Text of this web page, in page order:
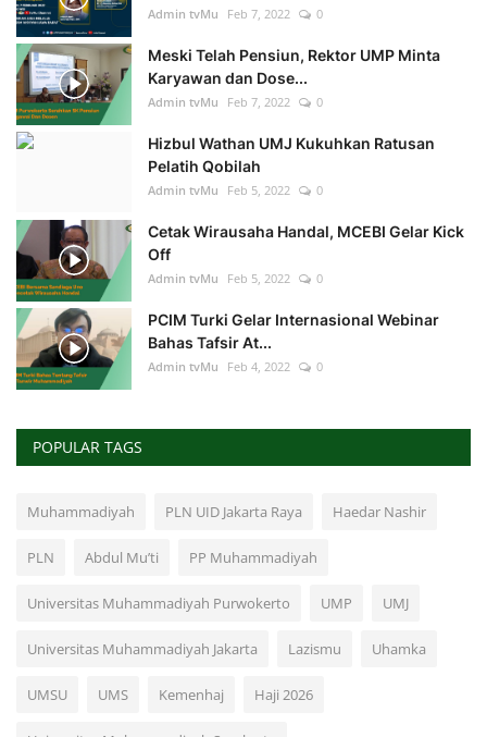
Admin tvMu Feb 7, 2022 0
Meski Telah Pensiun, Rektor UMP Minta
Karyawan dan Dose...
Admin tvMu Feb 7, 2022 0
Hizbul Wathan UMJ Kukuhkan Ratusan
Pelatih Qobilah
Admin tvMu Feb 5, 2022 0
Cetak Wirausaha Handal, MCEBI Gelar Kick
Off
Admin tvMu Feb 5, 2022 0
PCIM Turki Gelar Internasional Webinar
Bahas Tafsir At...
Admin tvMu Feb 4, 2022 0
POPULAR TAGS
Muhammadiyah PLN UID Jakarta Raya Haedar Nashir
PLN Abdul Mu’ti PP Muhammadiyah
Universitas Muhammadiyah Purwokerto UMP UMJ
Universitas Muhammadiyah Jakarta Lazismu Uhamka
UMSU UMS Kemenhaj Haji 2026